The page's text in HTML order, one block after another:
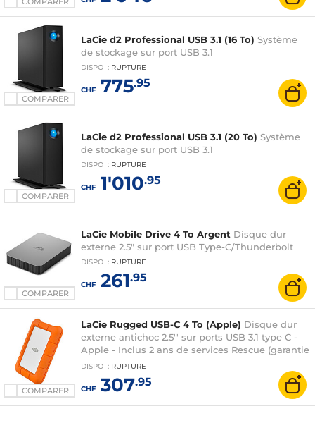
COMPARER
LaCie d2 Professional USB 3.1 (16 To) Système
de stockage sur port USB 3.1
DISPO : RUPTURE
CHF775.95
COMPARER
LaCie d2 Professional USB 3.1 (20 To) Système
de stockage sur port USB 3.1
DISPO : RUPTURE
CHF1'010.95
COMPARER
LaCie Mobile Drive 4 To Argent Disque dur
externe 2.5" sur port USB Type-C/Thunderbolt
DISPO : RUPTURE
CHF261.95
COMPARER
LaCie Rugged USB-C 4 To (Apple) Disque dur
externe antichoc 2.5'' sur ports USB 3.1 type C -
Apple - Inclus 2 ans de services Rescue (garantie
constructeur 2 ans)
DISPO : RUPTURE
CHF307.95